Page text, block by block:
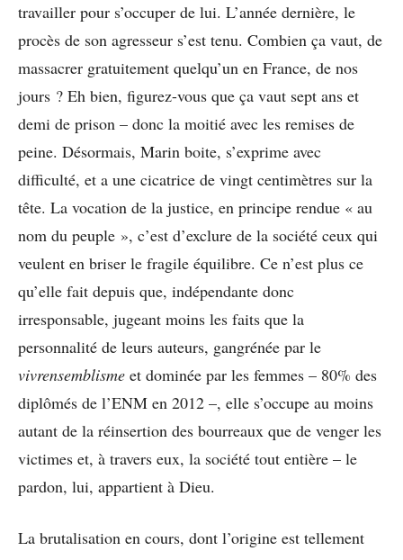
travailler pour s’occuper de lui. L’année dernière, le
procès de son agresseur s’est tenu. Combien ça vaut, de
massacrer gratuitement quelqu’un en France, de nos
jours ? Eh bien, figurez-vous que ça vaut sept ans et
demi de prison – donc la moitié avec les remises de
peine. Désormais, Marin boite, s’exprime avec
difficulté, et a une cicatrice de vingt centimètres sur la
tête. La vocation de la justice, en principe rendue « au
nom du peuple », c’est d’exclure de la société ceux qui
veulent en briser le fragile équilibre. Ce n’est plus ce
qu’elle fait depuis que, indépendante donc
irresponsable, jugeant moins les faits que la
personnalité de leurs auteurs, gangrénée par le
vivrensemblisme et dominée par les femmes – 80% des
diplômés de l’ENM en 2012 –, elle s’occupe au moins
autant de la réinsertion des bourreaux que de venger les
victimes et, à travers eux, la société tout entière – le
pardon, lui, appartient à Dieu.
La brutalisation en cours, dont l’origine est tellement